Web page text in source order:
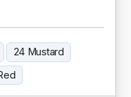
24 Mustard